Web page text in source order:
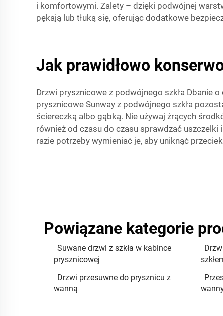
i komfortowymi. Zalety – dzięki podwójnej
pękają lub tłuką się, oferując dodatkowe
Jak prawidłowo
Drzwi prysznicowe z podwójnego szkła Dbanie
prysznicowe Sunway z podwójnego szkła
ściereczką albo gąbką. Nie używaj żrących
również od czasu do czasu sprawdzać
razie potrzeby wymieniać je, aby uniknąć
Powiązane kategorie
Suwane drzwi z szkła w kabince
prysznicowej
Drzwi przesuwne do prysznicu z
wanną